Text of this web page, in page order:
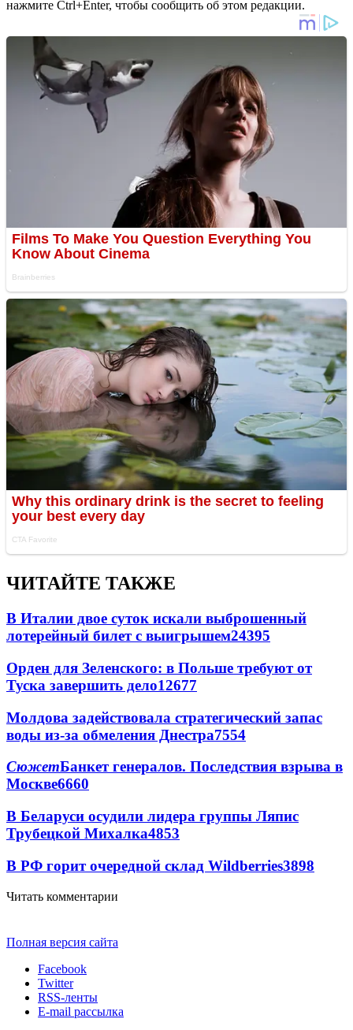
нажмите Ctrl+Enter, чтобы сообщить об этом редакции.
ЧИТАЙТЕ ТАКЖЕ
В Италии двое суток искали выброшенный
лотерейный билет с выигрышем24395
Орден для Зеленского: в Польше требуют от
Туска завершить дело12677
Молдова задействовала стратегический запас
воды из-за обмеления Днестра7554
СюжетБанкет генералов. Последствия взрыва в
Москве6660
В Беларуси осудили лидера группы Ляпис
Трубецкой Михалка4853
В РФ горит очередной склад Wildberries3898
Читать комментарии
Полная версия сайта
Facebook
Twitter
RSS-ленты
E-mail рассылка